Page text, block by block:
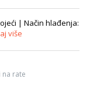
| Način hlađenja:
više
rate